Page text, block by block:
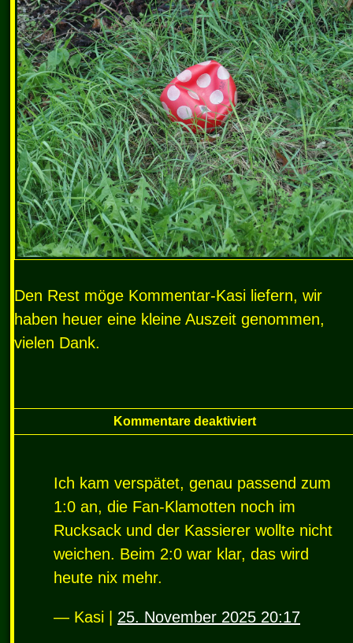
Den Rest möge Kommentar-Kasi liefern, wir
haben heuer eine kleine Auszeit genommen,
vielen Dank.
Kommentare deaktiviert
Ich kam verspätet, genau passend zum
1:0 an, die Fan-Klamotten noch im
Rucksack und der Kassierer wollte nicht
weichen. Beim 2:0 war klar, das wird
heute nix mehr.
— Kasi | 25. November 2025 20:17